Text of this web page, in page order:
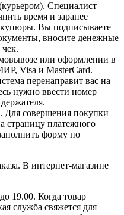
Специалист
время и заранее
купюры. Вы подписываете
вносите денежные
чек.
или оформлении в
Visa и MasterCard.
перенаправит вас на
нужно ввести номер
Для совершения покупки
страницу платежного
форму по
В интернет-магазине
19.00. Когда товар
служба свяжется для